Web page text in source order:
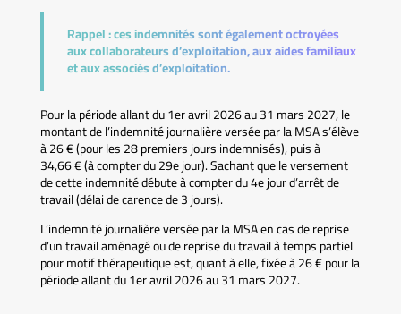
Rappel :ces indemnités sont également octroyées
aux collaborateurs d’exploitation, aux aides familiaux
et aux associés d’exploitation.
Pour la période allant du 1er avril 2026 au 31 mars 2027, le
montant de l’indemnité journalière versée par la MSA s’élève
à 26 € (pour les 28 premiers jours indemnisés), puis à
34,66 € (à compter du 29e jour). Sachant que le versement
de cette indemnité débute à compter du 4e jour d’arrêt de
travail (délai de carence de 3 jours).
L’indemnité journalière versée par la MSA en cas de reprise
d’un travail aménagé ou de reprise du travail à temps partiel
pour motif thérapeutique est, quant à elle, fixée à 26 € pour la
période allant du 1er avril 2026 au 31 mars 2027.